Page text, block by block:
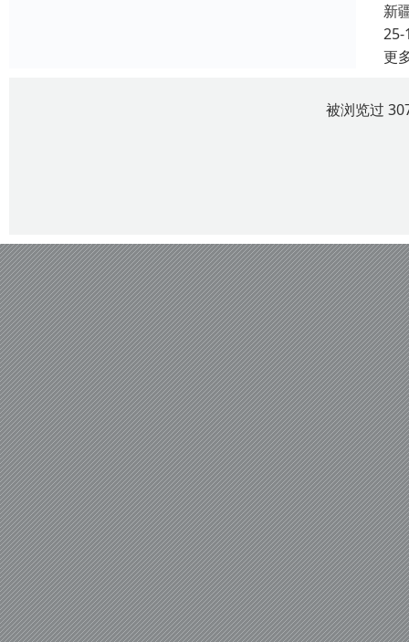
新
25-
更
被浏览过